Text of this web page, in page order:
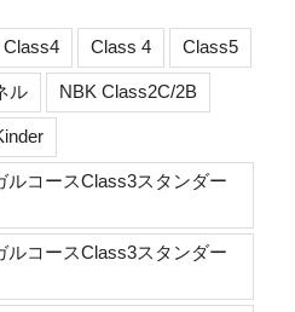
Class4 Class 4 Class5
ル NBK Class2C/2B
ルコースClass3スタンダー
ルコースClass3スタンダー